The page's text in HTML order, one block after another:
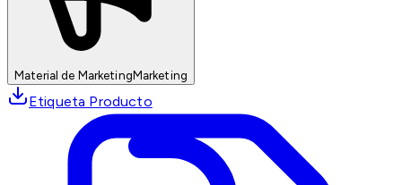
Material de MarketingMarketing
Etiqueta Producto